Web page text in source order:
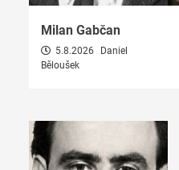
Milan Gabčan
5.8.2026
Daniel
Běloušek